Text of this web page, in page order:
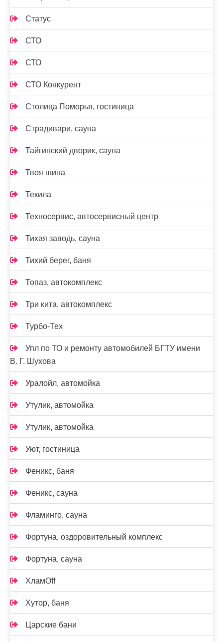
Статус
СТО
СТО
СТО Конкурент
Столица Поморья, гостиница
Страдивари, сауна
Тайгинский дворик, сауна
Твоя шина
Текила
Техносервис, автосервисный центр
Тихая заводь, сауна
Тихий берег, баня
Топаз, автокомплекс
Три кита, автокомплекс
Турбо-Тех
Упл по ТО и ремонту автомобилей БГТУ имени
В. Г. Шухова
Уралойл, автомойка
Утулик, автомойка
Утулик, автомойка
Уют, гостиница
Феникс, баня
Феникс, сауна
Фламинго, сауна
Фортуна, оздоровительный комплекс
Фортуна, сауна
ХламOff
Хутор, баня
Царские бани